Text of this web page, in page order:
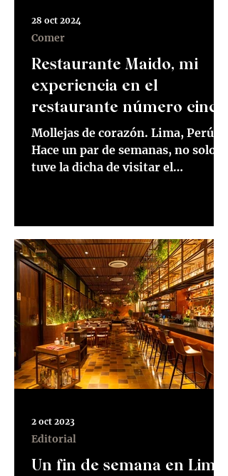
Restaurante Maido, mi
experiencia en el
restaurante número cinco
del mundo
Mollejas de corazón. Lima, Perú.
Hace un par de semanas, no solo
tuve la dicha de visitar el
Comer
28 oct 2024
Un fin de semana en Lima,
Editorial
2 oct 2023